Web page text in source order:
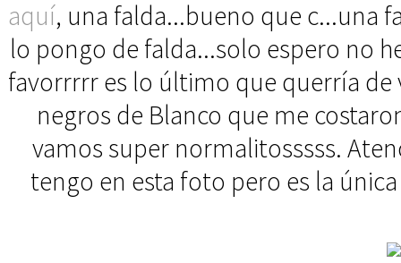
aquí, una falda...bueno que c...una
lo pongo de falda...solo espero no
favorrrrr es lo último que querría de
negros de Blanco que me
vamos super normalitosssss.
tengo en esta foto pero es la